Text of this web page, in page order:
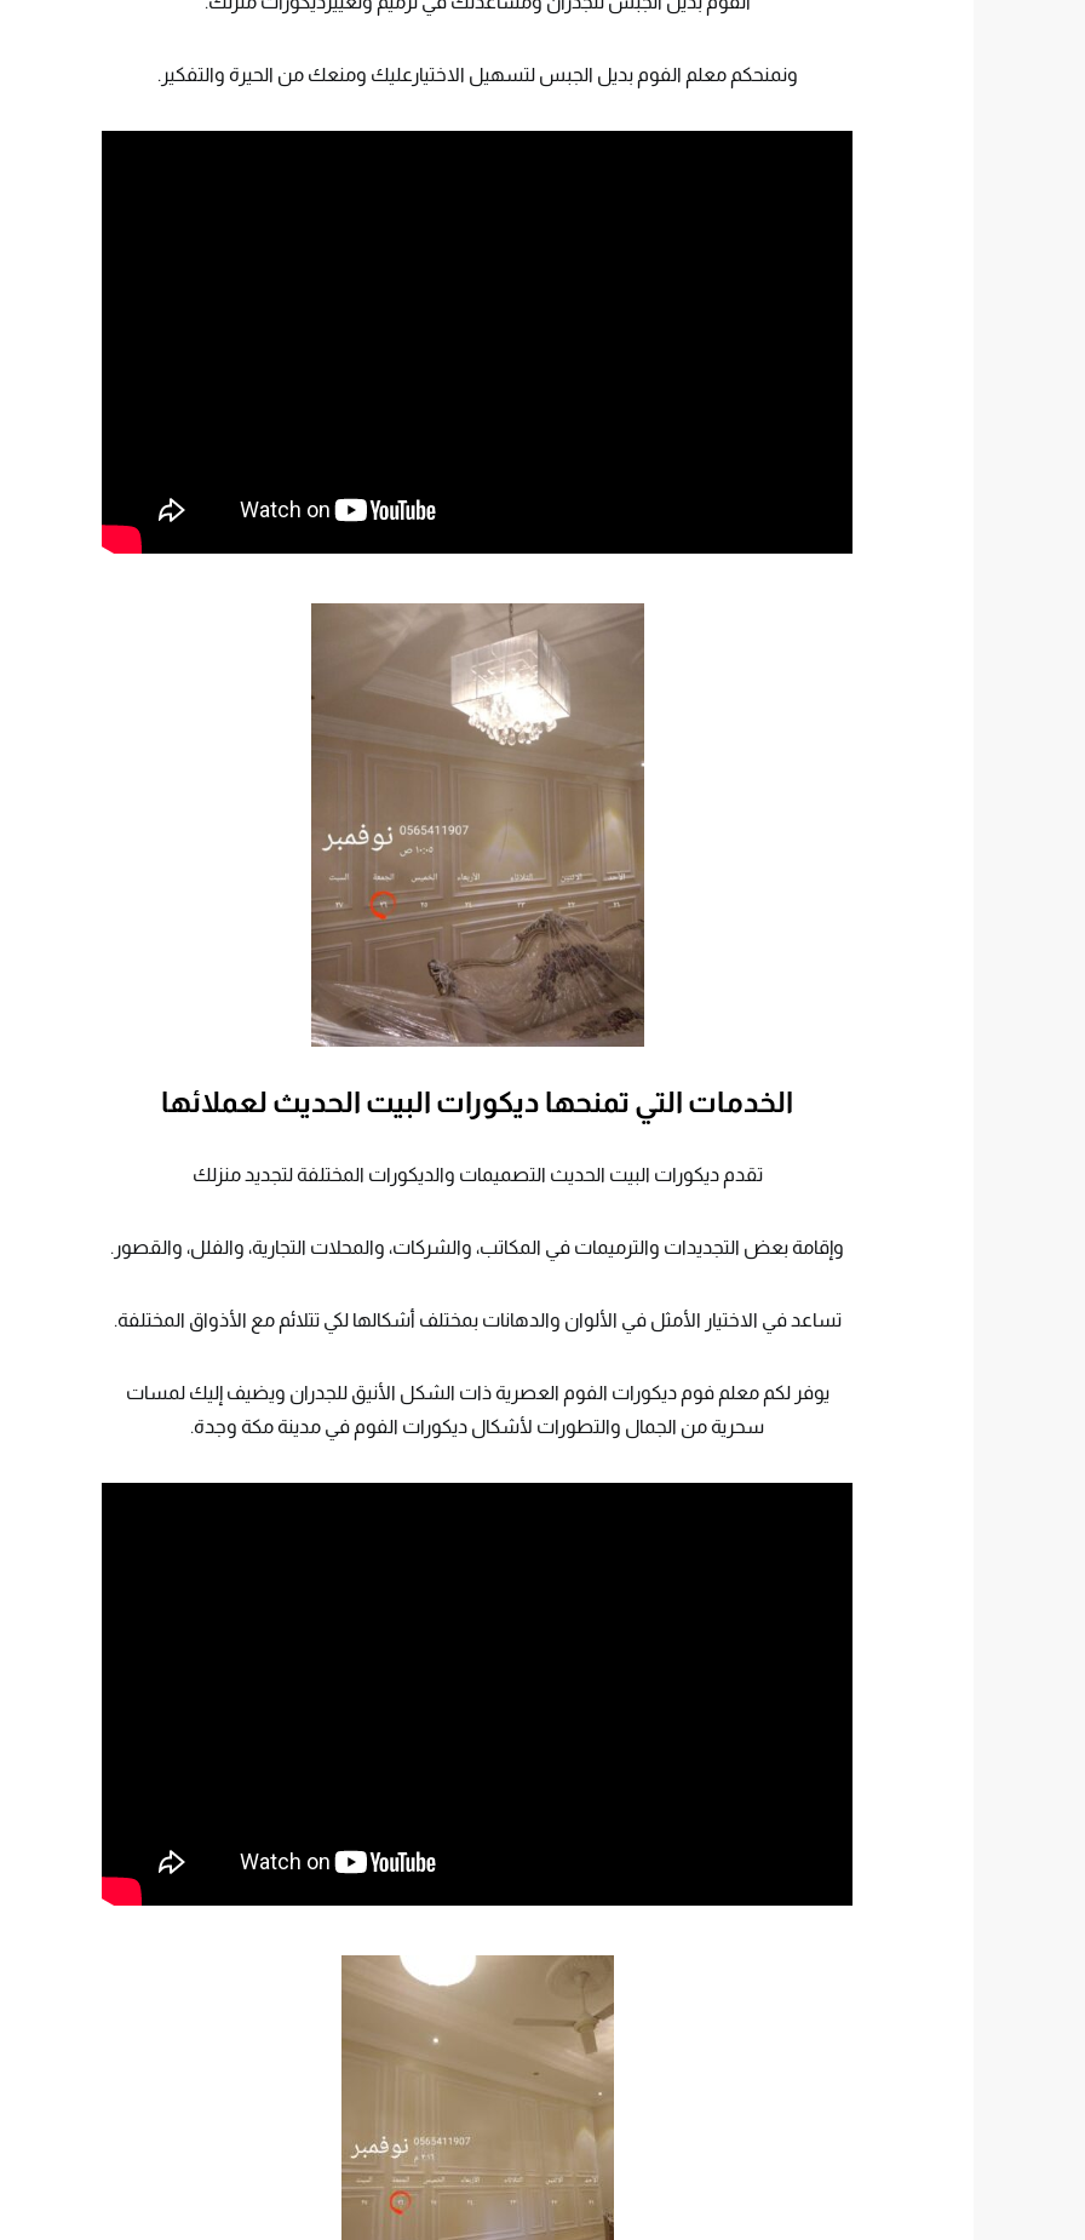
ونمنحكم معلم الفوم بديل الجبس لتسهيل الاختيارعليك ومنعك من الحيرة والتفكير.
الخدمات التي تمنحها ديكورات البيت الحديث لعملائها
تقدم ديكورات البيت الحديث التصميمات والديكورات المختلفة لتجديد منزلك
وإقامة بعض التجديدات والترميمات في المكاتب، والشركات، والمحلات التجارية، والفلل، والقصور.
تساعد في الاختيار الأمثل في الألوان والدهانات بمختلف أشكالها لكي تتلائم مع الأذواق المختلفة.
يوفر لكم معلم فوم ديكورات الفوم العصرية ذات الشكل الأنيق للجدران ويضيف إليك لمسات
سحرية من الجمال والتطورات لأشكال ديكورات الفوم في مدينة مكة وجدة.